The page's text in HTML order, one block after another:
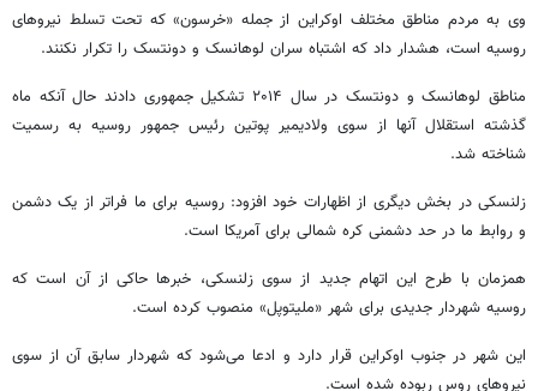
وی به مردم مناطق مختلف اوکراین از جمله «خرسون» که تحت تسلط نیروهای
روسیه است، هشدار داد که اشتباه سران لوهانسک و دونتسک را تکرار نکنند.
مناطق لوهانسک و دونتسک در سال ۲۰۱۴ تشکیل جمهوری دادند حال آنکه ماه
گذشته استقلال آنها از سوی ولادیمیر پوتین رئیس جمهور روسیه به رسمیت
شناخته شد.
زلنسکی در بخش دیگری از اظهارات خود افزود: روسیه برای ما فراتر از یک دشمن
و روابط ما در حد دشمنی کره شمالی برای آمریکا است.
همزمان با طرح این اتهام جدید از سوی زلنسکی، خبرها حاکی از آن است که
روسیه شهردار جدیدی برای شهر «ملیتوپل» منصوب کرده است.
این شهر در جنوب اوکراین قرار دارد و ادعا می‌شود که شهردار سابق آن از سوی
نیروهای روس ربوده شده است.